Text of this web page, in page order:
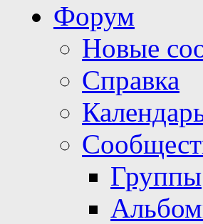
Форум
Новые
Справка
Группы